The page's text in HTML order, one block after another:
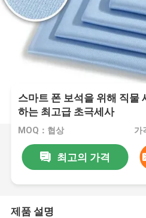
스마트 폰 보석을 위해 직물
하는 최고급 초극세사
MOQ：협상 가
최고의 가격
제품 설명